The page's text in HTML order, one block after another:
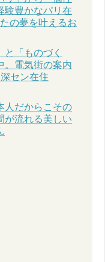
験豊かなパリ在
の夢を叶えるお
と「ものづく
。電気街の案内
セン在住
人だからこその
が流れる美しい